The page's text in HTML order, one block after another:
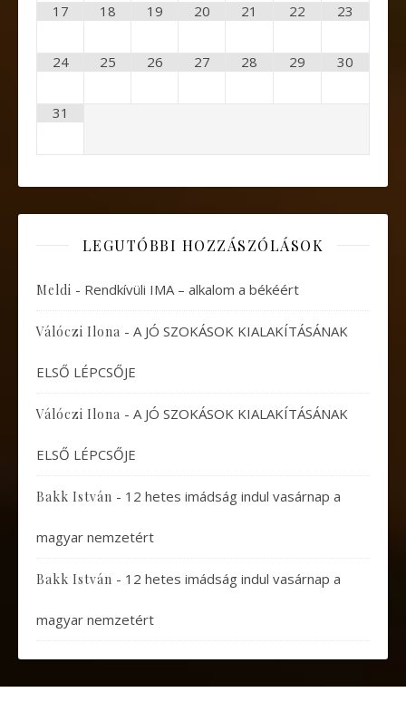
17 18 19 20 21 22 23
24 25 26 27 28 29 30
31
LEGUTÓBBI HOZZÁSZÓLÁSOK
Meldi - Rendkívüli IMA – alkalom a békéért
Válóczi Ilona - A JÓ SZOKÁSOK KIALAKÍTÁSÁNAK
ELSŐ LÉPCSŐJE
Válóczi Ilona - A JÓ SZOKÁSOK KIALAKÍTÁSÁNAK
ELSŐ LÉPCSŐJE
Bakk István - 12 hetes imádság indul vasárnap a
magyar nemzetért
Bakk István - 12 hetes imádság indul vasárnap a
magyar nemzetért